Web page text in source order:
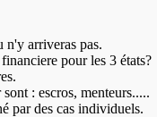
n'y arriveras pas.
pour les 3 états?
: escros, menteurs.....
par des cas individuels.